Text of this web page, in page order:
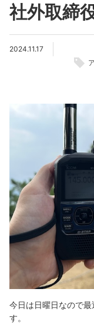
社外取締
2024.11.17
今日は日曜日なので
す。